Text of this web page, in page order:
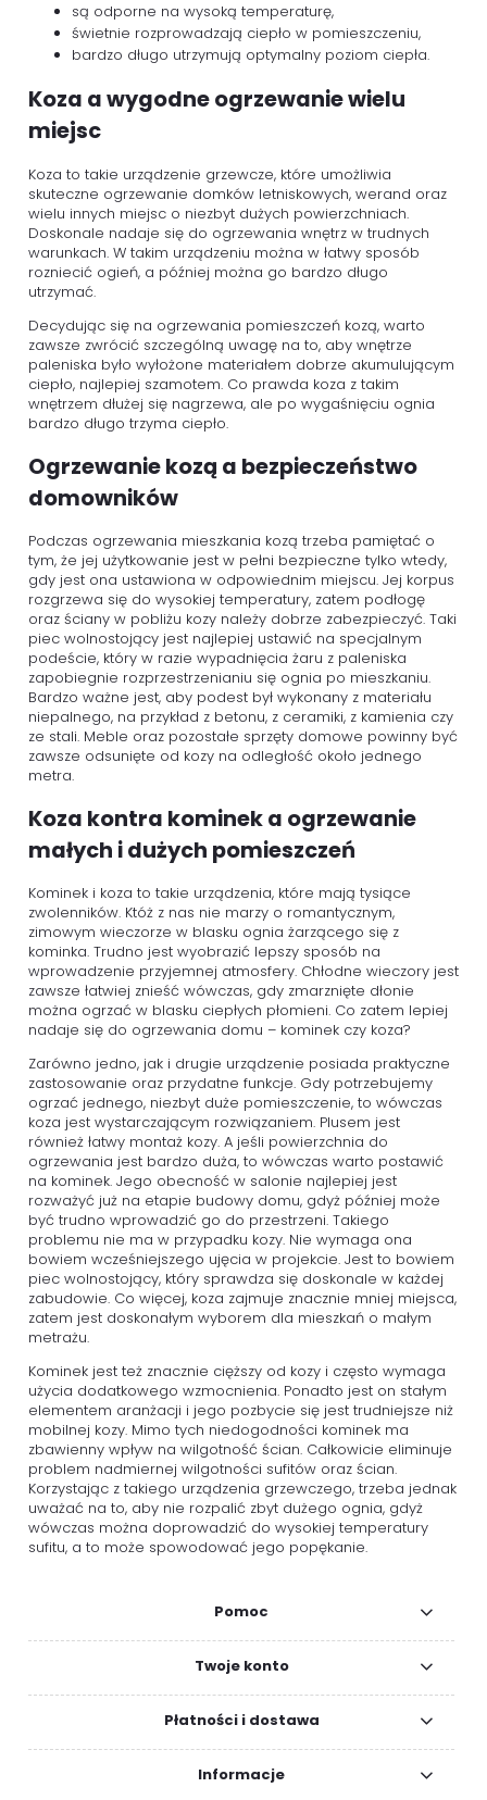
są odporne na wysoką temperaturę,
świetnie rozprowadzają ciepło w pomieszczeniu,
bardzo długo utrzymują optymalny poziom ciepła.
Koza a wygodne ogrzewanie wielu
miejsc
Koza to takie urządzenie grzewcze, które umożliwia
skuteczne ogrzewanie domków letniskowych, werand oraz
wielu innych miejsc o niezbyt dużych powierzchniach.
Doskonale nadaje się do ogrzewania wnętrz w trudnych
warunkach. W takim urządzeniu można w łatwy sposób
rozniecić ogień, a później można go bardzo długo
utrzymać.
Decydując się na ogrzewania pomieszczeń kozą, warto
zawsze zwrócić szczególną uwagę na to, aby wnętrze
paleniska było wyłożone materiałem dobrze akumulującym
ciepło, najlepiej szamotem. Co prawda koza z takim
wnętrzem dłużej się nagrzewa, ale po wygaśnięciu ognia
bardzo długo trzyma ciepło.
Ogrzewanie kozą a bezpieczeństwo
domowników
Podczas ogrzewania mieszkania kozą trzeba pamiętać o
tym, że jej użytkowanie jest w pełni bezpieczne tylko wtedy,
gdy jest ona ustawiona w odpowiednim miejscu. Jej korpus
rozgrzewa się do wysokiej temperatury, zatem podłogę
oraz ściany w pobliżu kozy należy dobrze zabezpieczyć. Taki
piec wolnostojący jest najlepiej ustawić na specjalnym
podeście, który w razie wypadnięcia żaru z paleniska
zapobiegnie rozprzestrzenianiu się ognia po mieszkaniu.
Bardzo ważne jest, aby podest był wykonany z materiału
niepalnego, na przykład z betonu, z ceramiki, z kamienia czy
ze stali. Meble oraz pozostałe sprzęty domowe powinny być
zawsze odsunięte od kozy na odległość około jednego
metra.
Koza kontra kominek a ogrzewanie
małych i dużych pomieszczeń
Kominek i koza to takie urządzenia, które mają tysiące
zwolenników. Któż z nas nie marzy o romantycznym,
zimowym wieczorze w blasku ognia żarzącego się z
kominka. Trudno jest wyobrazić lepszy sposób na
wprowadzenie przyjemnej atmosfery. Chłodne wieczory jest
zawsze łatwiej znieść wówczas, gdy zmarznięte dłonie
można ogrzać w blasku ciepłych płomieni. Co zatem lepiej
nadaje się do ogrzewania domu – kominek czy koza?
Zarówno jedno, jak i drugie urządzenie posiada praktyczne
zastosowanie oraz przydatne funkcje. Gdy potrzebujemy
ogrzać jednego, niezbyt duże pomieszczenie, to wówczas
koza jest wystarczającym rozwiązaniem. Plusem jest
również łatwy montaż kozy. A jeśli powierzchnia do
ogrzewania jest bardzo duża, to wówczas warto postawić
na kominek. Jego obecność w salonie najlepiej jest
rozważyć już na etapie budowy domu, gdyż później może
być trudno wprowadzić go do przestrzeni. Takiego
problemu nie ma w przypadku kozy. Nie wymaga ona
bowiem wcześniejszego ujęcia w projekcie. Jest to bowiem
piec wolnostojący, który sprawdza się doskonale w każdej
zabudowie. Co więcej, koza zajmuje znacznie mniej miejsca,
zatem jest doskonałym wyborem dla mieszkań o małym
metrażu.
Kominek jest też znacznie cięższy od kozy i często wymaga
użycia dodatkowego wzmocnienia. Ponadto jest on stałym
elementem aranżacji i jego pozbycie się jest trudniejsze niż
mobilnej kozy. Mimo tych niedogodności kominek ma
zbawienny wpływ na wilgotność ścian. Całkowicie eliminuje
problem nadmiernej wilgotności sufitów oraz ścian.
Korzystając z takiego urządzenia grzewczego, trzeba jednak
uważać na to, aby nie rozpalić zbyt dużego ognia, gdyż
wówczas można doprowadzić do wysokiej temperatury
sufitu, a to może spowodować jego popękanie.
Pomoc
Twoje konto
Płatności i dostawa
Informacje